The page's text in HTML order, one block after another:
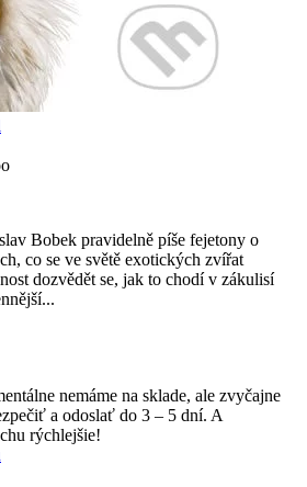
Bobek pravidelně píše fejetony o
co se ve světě exotických zvířat
dozvědět se, jak to chodí v zákulisí
nemáme na sklade, ale zvyčajne
a odoslať do 3 – 5 dní. A
rýchlejšie!